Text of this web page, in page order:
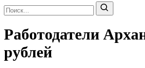
Работодатели
рублей